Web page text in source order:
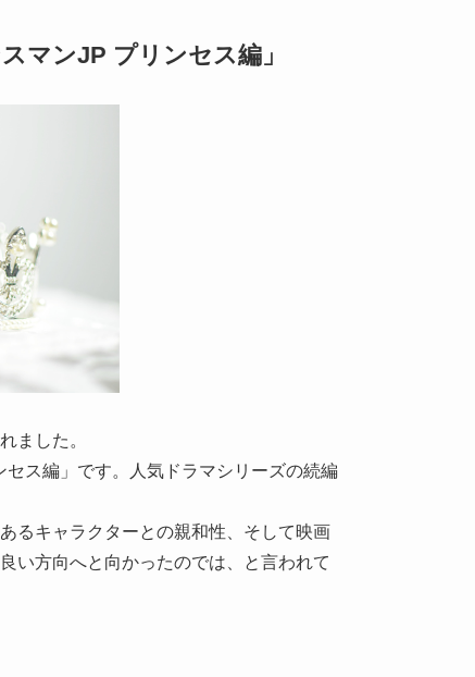
マンJP プリンセス編」
ました。
ス編」です。人気ドラマシリーズの続編
るキャラクターとの親和性、そして映画
い方向へと向かったのでは、と言われて